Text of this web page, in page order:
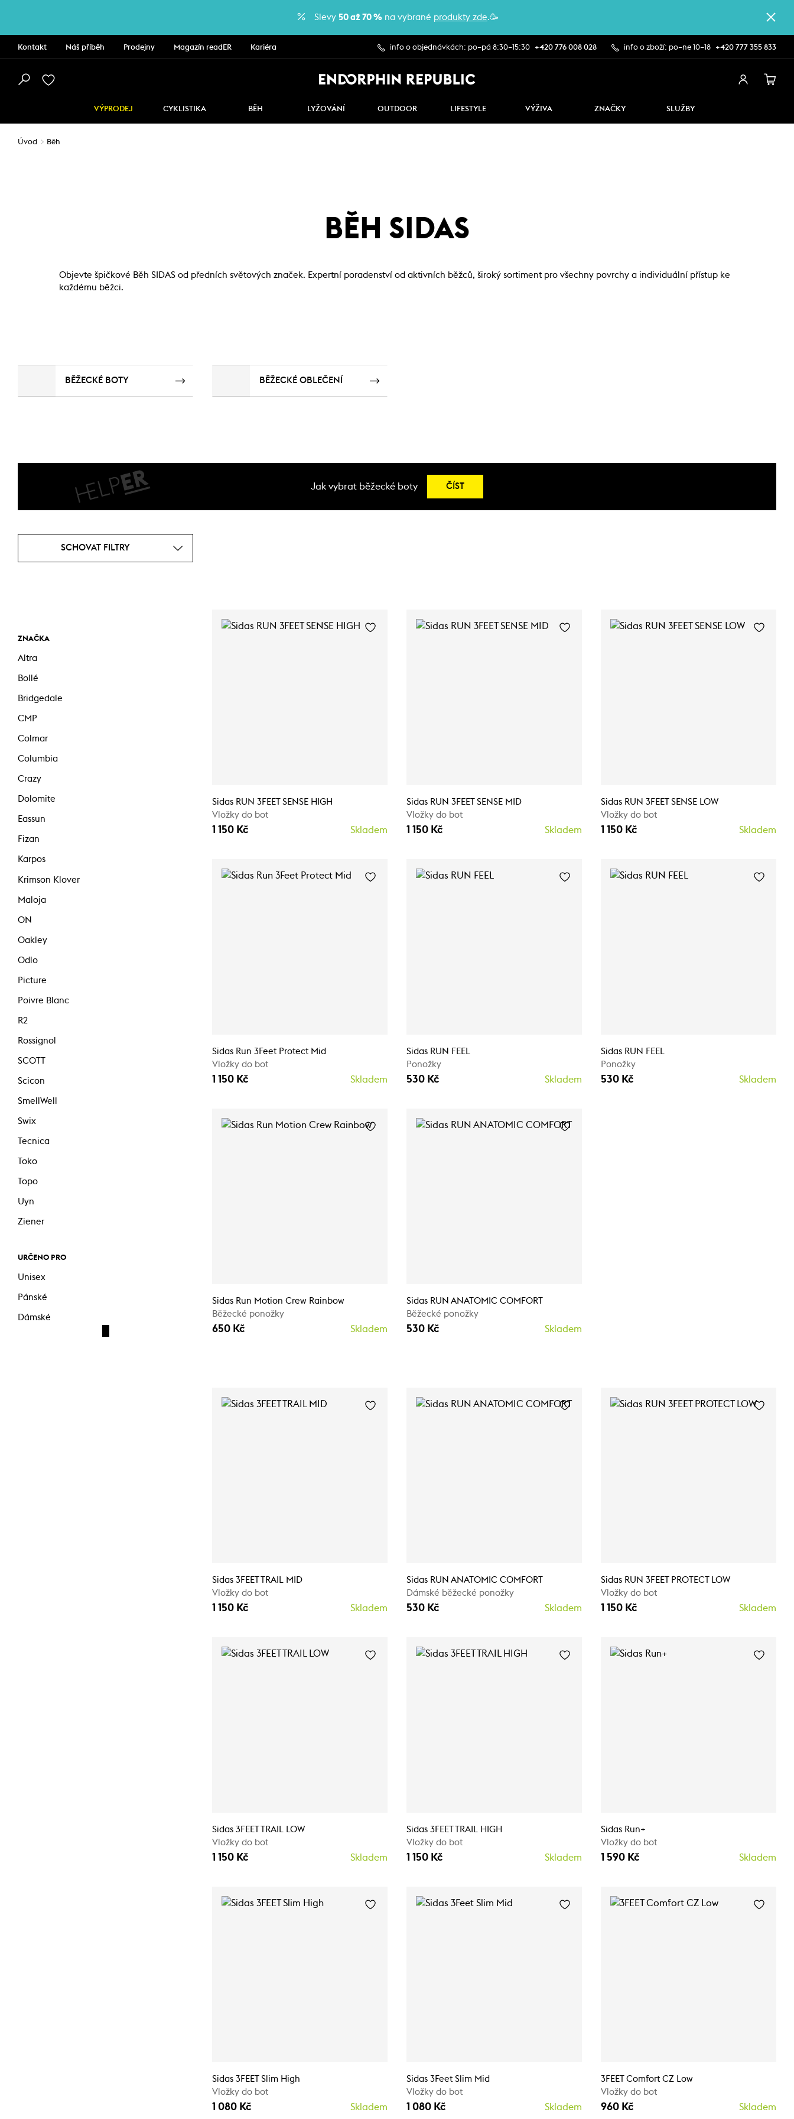
Slevy 50 až 70 % na vybrané produkty zde.🥳
Kontakt Náš příběh Prodejny Magazín readER Kariéra info o objednávkách: po–pá 8:30–15:30 +420 776 008 028 info o zboží: po–ne 10–18 +420 777 355 833
VÝPRODEJ CYKLISTIKA BĚH LYŽOVÁNÍ OUTDOOR LIFESTYLE VÝŽIVA ZNAČKY SLUŽBY
Úvod Běh
BĚH SIDAS
Objevte špičkové Běh SIDAS od předních světových značek. Expertní poradenství od aktivních běžců, široký sortiment pro všechny povrchy a individuální přístup ke
každému běžci.
BĚŽECKÉ BOTY BĚŽECKÉ OBLEČENÍ
Jak vybrat běžecké boty ČÍST
SCHOVAT FILTRY
ZNAČKA
Altra
Bollé
Bridgedale
CMP
Colmar
Columbia
Crazy
Dolomite
Eassun
Fizan
Karpos
Krimson Klover
Maloja
ON
Oakley
Odlo
Picture
Poivre Blanc
R2
Rossignol
SCOTT
Scicon
SmellWell
Swix
Tecnica
Toko
Topo
Uyn
Ziener
URČENO PRO
Unisex
Pánské
Dámské
Sidas RUN 3FEET SENSE HIGH
Vložky do bot
1 150 Kč Skladem
Sidas RUN 3FEET SENSE MID
Vložky do bot
1 150 Kč Skladem
Sidas RUN 3FEET SENSE LOW
Vložky do bot
1 150 Kč Skladem
Sidas Run 3Feet Protect Mid
Vložky do bot
1 150 Kč Skladem
Sidas RUN FEEL
Ponožky
530 Kč Skladem
Sidas RUN FEEL
Ponožky
530 Kč Skladem
Sidas Run Motion Crew Rainbow
Běžecké ponožky
650 Kč Skladem
Sidas RUN ANATOMIC COMFORT
Běžecké ponožky
530 Kč Skladem
Sidas 3FEET TRAIL MID
Vložky do bot
1 150 Kč Skladem
Sidas RUN ANATOMIC COMFORT
Dámské běžecké ponožky
530 Kč Skladem
Sidas RUN 3FEET PROTECT LOW
Vložky do bot
1 150 Kč Skladem
Sidas 3FEET TRAIL LOW
Vložky do bot
1 150 Kč Skladem
Sidas 3FEET TRAIL HIGH
Vložky do bot
1 150 Kč Skladem
Sidas Run+
Vložky do bot
1 590 Kč Skladem
Sidas 3FEET Slim High
Vložky do bot
1 080 Kč Skladem
Sidas 3Feet Slim Mid
Vložky do bot
1 080 Kč Skladem
3FEET Comfort CZ Low
Vložky do bot
960 Kč Skladem